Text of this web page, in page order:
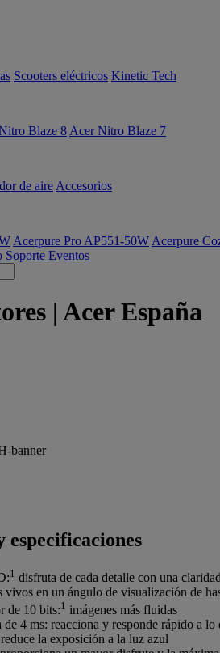
Scooters eléctricos Kinetic Tech
Blaze 8 Acer Nitro Blaze 7
de aire Accesorios
Acerpure Pro AP551-50W Acerpure
Soporte Eventos
| Acer España
especificaciones
1 disfruta de cada detalle con una
vivos en un ángulo de visualización de
de 10 bits:1 imágenes más fluidas
de 4 ms: reacciona y responde rápido a lo
la exposición a la luz azul